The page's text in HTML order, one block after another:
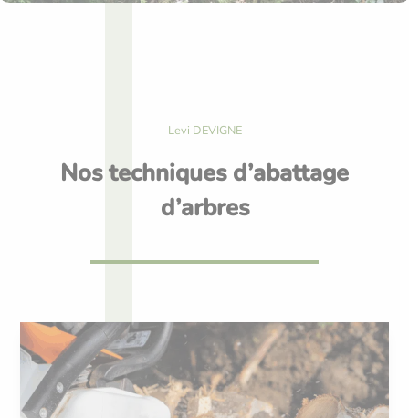
Levi DEVIGNE
Nos techniques d’abattage
d’arbres